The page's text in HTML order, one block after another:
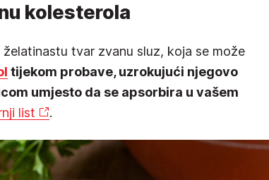
kolesterola
želatinastu tvar zvanu sluz, koja se može
tijekom probave, uzrokujući njegovo
umjesto da se apsorbira u vašem
list .